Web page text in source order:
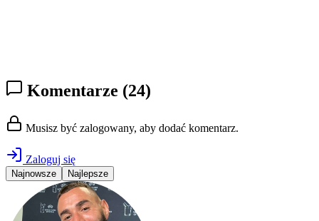
Komentarze (24)
Musisz być zalogowany, aby dodać komentarz.
Zaloguj się
Najnowsze Najlepsze